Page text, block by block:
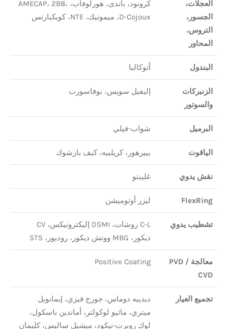
العجلات،
الجسور،
التروس،
المحاور
كرونود، باندى، هورلوفاب، AMECAP، 2B8،
D-Cojoux، ميموتيك، NTE، كويكبارتس
البندول أتوكالبا
الزنبركات
والسوتور
إليفيل سويس، نوفاسورت
البرميل شواب-فيلي
الياقوت بييرهور، كريلييه، كيف بارشوك
نقش يدوي غليبتو
FlexRing ليزر أوتوميشن
تشطيب يدوي
C-L روشات، DSMI إليكترونيكس، CV
ديكور، MBG ووتش ديكور، روديور، STS
معالجة PVD /
CVD
Positive Coating
تجميع العيار
ديدييه دوماس، جورج فيزي، إيمانويل
ميتري، ماثيو لوكولتر، أماندين باسكول،
لوك روبرت-نيكود، ميشيل ساليس، كليمان